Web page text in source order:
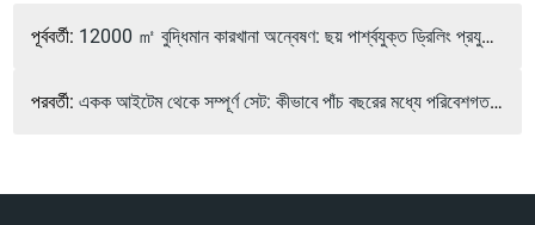
পূর্ববর্তী: 12000 ㎡ বুদ্ধিমান কারখানা অন্বেষণ: ছয় পার্শ্বযুক্ত ড্রিলিং প্রযুক্তির মাধ্যমে শূন্য ত্রুটি বিতরণ কীভাবে অর্জন করবেন
পরবর্তী:একক আইটেম থেকে সম্পূর্ণ সেট: কীভাবে পাঁচ বছরের মধ্যে পরিবেশগত হোম ইন্ডাস্ট্রি চেইন পুনর্গঠন করবেন